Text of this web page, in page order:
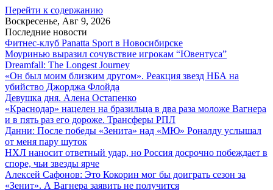
Перейти к содержанию
Воскресенье, Авг 9, 2026
Последние новости
Фитнес-клуб Panatta Sport в Новосибирске
Моуринью выразил сочувствие игрокам “Ювентуса”
Dreamfall: The Longest Journey
«Он был моим близким другом». Реакция звезд НБА на
убийство Джорджа Флойда
Девушка дня. Алена Остапенко
«Краснодар» нацелен на бразильца в два раза моложе Вагнера
и в пять раз его дороже. Трансферы РПЛ
Данни: После победы «Зенита» над «МЮ» Роналду услышал
от меня пару шуток
НХЛ наносит ответный удар, но Россия досрочно побеждает в
споре, чьи звезды ярче
Алексей Сафонов: Это Кокорин мог бы доиграть сезон за
«Зенит». А Вагнера заявить не получится